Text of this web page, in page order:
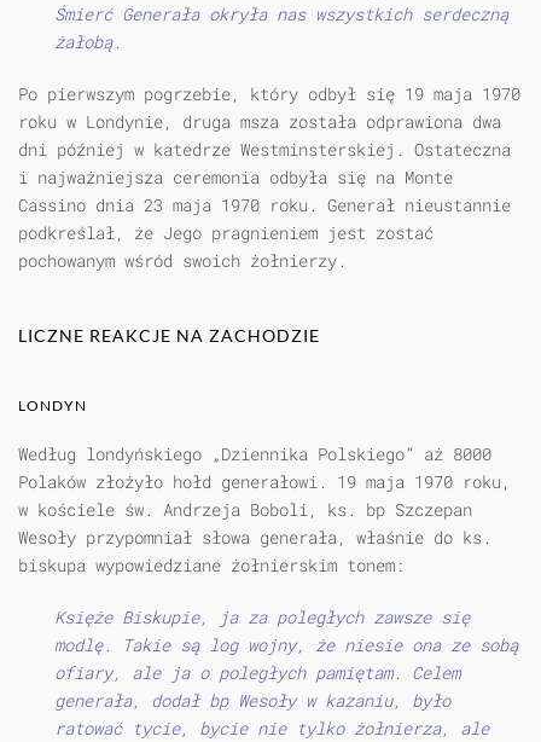
Śmierć Generała okryła nas wszystkich serdeczną
żałobą.
Po pierwszym pogrzebie, który odbył się 19 maja 1970
roku w Londynie, druga msza została odprawiona dwa
dni później w katedrze Westminsterskiej. Ostateczna
i najważniejsza ceremonia odbyła się na Monte
Cassino dnia 23 maja 1970 roku. Generał nieustannie
podkreślał, że Jego pragnieniem jest zostać
pochowanym wśród swoich żołnierzy.
LICZNE REAKCJE NA ZACHODZIE
LONDYN
Według londyńskiego „Dziennika Polskiego” aż 8000
Polaków złożyło hołd generałowi. 19 maja 1970 roku,
w kościele św. Andrzeja Boboli, ks. bp Szczepan
Wesoły przypomniał słowa generała, właśnie do ks.
biskupa wypowiedziane żołnierskim tonem:
Księże Biskupie, ja za poległych zawsze się
modlę. Takie są log wojny, że niesie ona ze sobą
ofiary, ale ja o poległych pamiętam. Celem
generała, dodał bp Wesoły w kazaniu, było
ratować tycie, bycie nie tylko żołnierza, ale